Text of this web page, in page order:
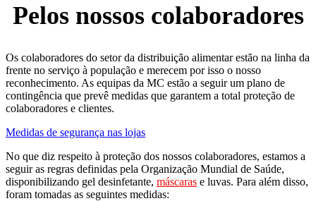
Pelos nossos colaboradores
Os colaboradores do setor da distribuição alimentar estão na linha da
frente no serviço à população e merecem por isso o nosso
reconhecimento. As equipas da MC estão a seguir um plano de
contingência que prevê medidas que garantem a total proteção de
colaboradores e clientes.
Medidas de segurança nas lojas
No que diz respeito à proteção dos nossos colaboradores, estamos a
seguir as regras definidas pela Organização Mundial de Saúde,
disponibilizando gel desinfetante, máscaras e luvas. Para além disso,
foram tomadas as seguintes medidas: